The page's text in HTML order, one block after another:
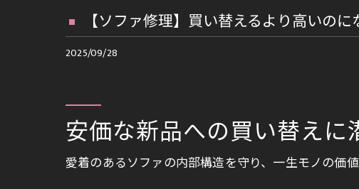
再メッキ等金具修理
【ソファ修理】買い替えるより高いの
2025/09/28
安価な新品への買い替えに
愛着のあるソファの内部構造を守り、一生モノの価